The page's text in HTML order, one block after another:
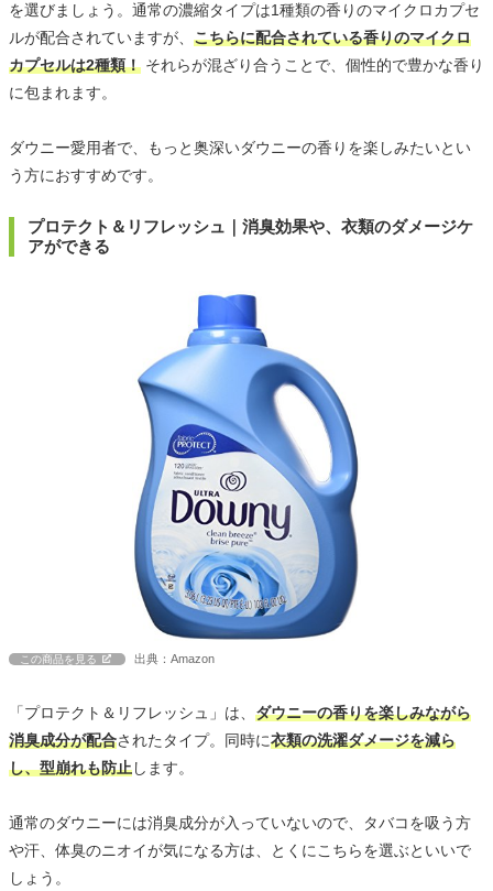
を選びましょう。通常の濃縮タイプは1種類の香りのマイクロカプセ
ルが配合されていますが、 こちらに配合されている香りのマイクロ
カプセルは2種類！ それらが混ざり合うことで、個性的で豊かな香り
に包まれます。
ダウニー愛用者で、もっと奥深いダウニーの香りを楽しみたいとい
う方におすすめです。
プロテクト＆リフレッシュ｜消臭効果や、衣類のダメージケ
アができる
この商品を見る 出典：Amazon
「プロテクト＆リフレッシュ」は、 ダウニーの香りを楽しみながら
消臭成分が配合されたタイプ。同時に衣類の洗濯ダメージを減ら
し、型崩れも防止します。
通常のダウニーには消臭成分が入っていないので、タバコを吸う方
や汗、体臭のニオイが気になる方は、とくにこちらを選ぶといいで
しょう。